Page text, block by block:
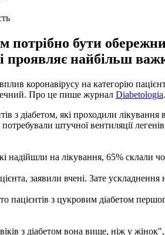
бути
проявляє найбільш
коронавірусу на категорію
Про це пише журнал Diabetologia.
з діабетом, які проходили
штучної вентиляції
надійшли на лікування, 65% склали
заявили вчені. Зате ускладнення
пацієнтів з цукровим діабетом
з діабетом вона вище, ніж у